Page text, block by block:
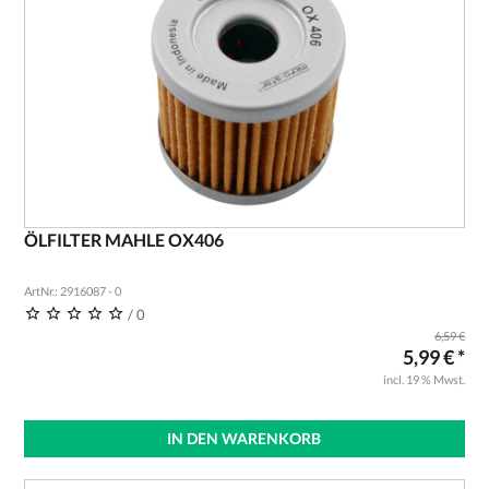
ÖLFILTER MAHLE OX406
ArtNr.: 2916087 - 0
/ 0
6,59 €
5,99 € *
incl. 19 % Mwst.
IN DEN WARENKORB